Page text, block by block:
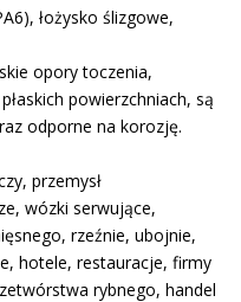
łożysko ślizgowe,
opory toczenia,
powierzchniach, są
odporne na korozję.
przemysł
wózki serwujące,
rzeźnie, ubojnie,
hotele, restauracje, firmy
rybnego, handel